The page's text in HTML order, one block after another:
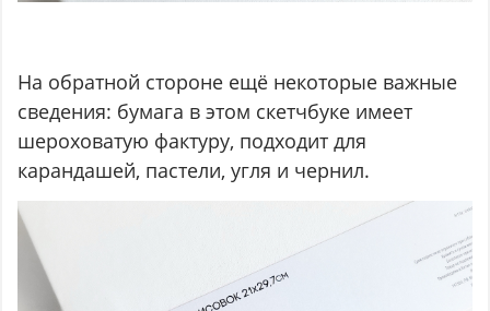
На обратной стороне ещё некоторые важные
сведения: бумага в этом скетчбуке имеет
шероховатую фактуру, подходит для
карандашей, пастели, угля и чернил.